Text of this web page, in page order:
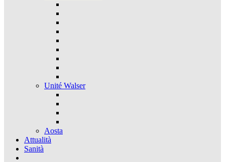
Unité Walser
Aosta
Attualità
Sanità